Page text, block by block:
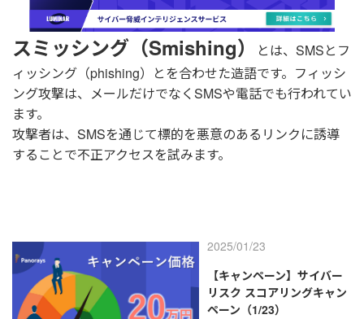
スミッシング（Smishing）
とは、SMSとフ
ィッシング（phishing）とを合わせた造語です。フィッシ
ング攻撃は、メールだけでなくSMSや電話でも行われてい
ます。
攻撃者は、SMSを通じて標的を悪意のあるリンクに誘導
することで不正アクセスを試みます。
2025/01/23
【キャンペーン】サイバー
リスク スコアリングキャン
ペーン（1/23）